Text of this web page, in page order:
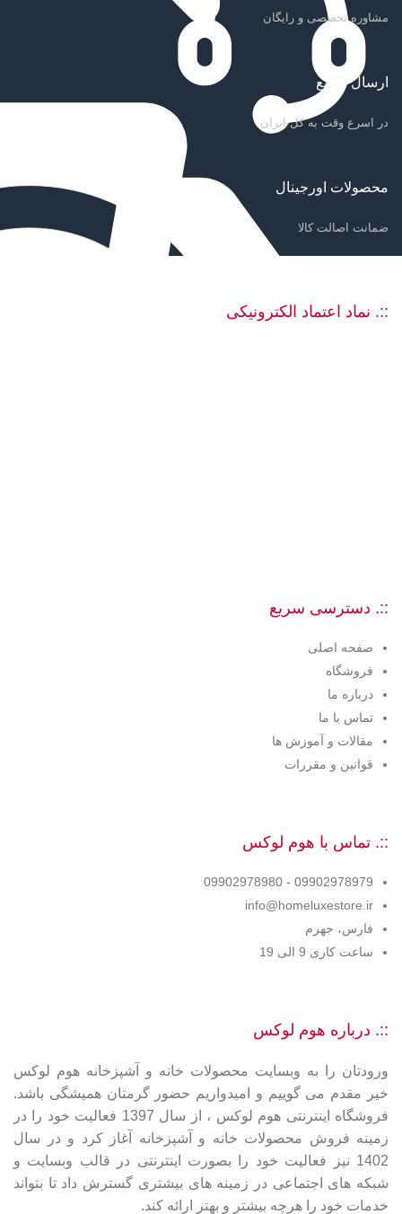
مشاوره تخصصی و رایگان
ارسال سریع
در اسرع وقت به کل ایران
محصولات اورجینال
ضمانت اصالت کالا
::. نماد اعتماد الکترونیکی
::. دسترسی سریع
صفحه اصلی
فروشگاه
درباره ما
تماس با ما
مقالات و آموزش ها
قوانین و مقررات
::. تماس با هوم لوکس
09902978979 - 09902978980
info@homeluxestore.ir
فارس، جهرم
ساعت کاری 9 الی 19
::. درباره هوم لوکس
ورودتان را به وبسایت محصولات خانه و آشپزخانه هوم لوکس
خیر مقدم می گوییم و امیدواریم حضور گرمتان همیشگی باشد.
فروشگاه اینترنتی هوم لوکس ، از سال 1397 فعالیت خود را در
زمینه فروش محصولات خانه و آشپزخانه آغاز کرد و در سال
1402 نیز فعالیت خود را بصورت اینترنتی در قالب وبسایت و
شبکه های اجتماعی در زمینه های بیشتری گسترش داد تا بتواند
خدمات خود را هرچه بیشتر و بهتر ارائه کند.